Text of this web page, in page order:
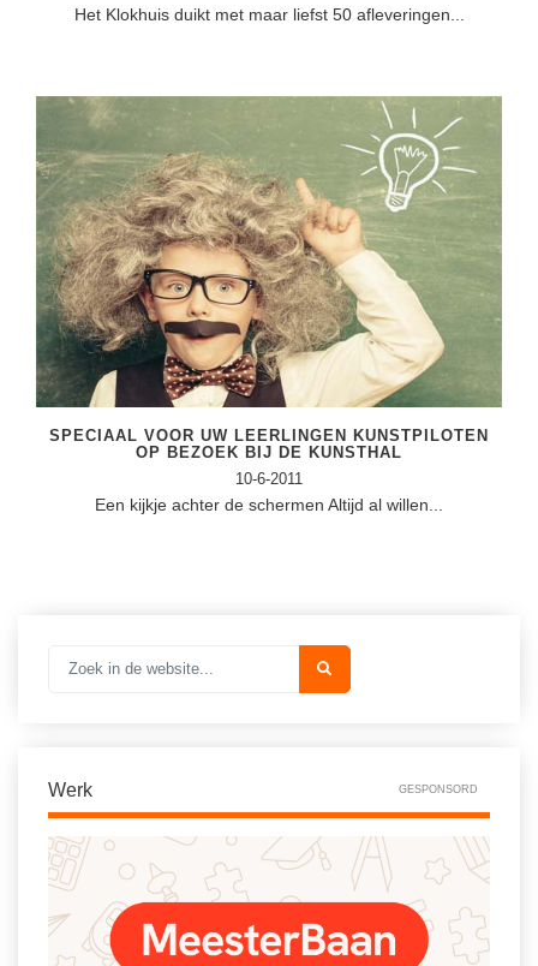
Onderwijsprijs
Ruimte
Schoolreisideeën
Schoolspullen
Seizoenen
Seksualiteit
Sinterklaas
Spelletjes
AI voor het onderwijs
Onderwijslonen
Vrijeschoolonderwijs
Montessori onderwijs
Jenaplanonderwijs
Daltononderwijs
Schoolspullen
Onderwijsvacatures
Studieschuld & Hypotheek
Middelbare school niveaus
Onderwijs CV
Huiswerkbegeleider worden
Het Klokhuis duikt met maar liefst 50 afleveringen...
SPECIAAL VOOR UW LEERLINGEN KUNSTPILOTEN
OP BEZOEK BIJ DE KUNSTHAL
10-6-2011
Een kijkje achter de schermen Altijd al willen...
Werk GESPONSORD